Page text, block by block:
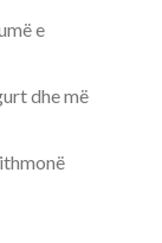
e
dhe më